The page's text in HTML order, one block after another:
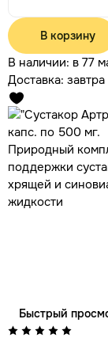
В корзину
В наличии: в 77
Доставка: завтра
Быстрый